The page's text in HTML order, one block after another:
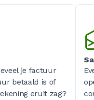
je factuur
betaald is of
eruit zag?